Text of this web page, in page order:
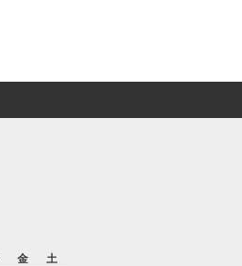
金
土